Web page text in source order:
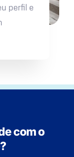
perfil e
com o